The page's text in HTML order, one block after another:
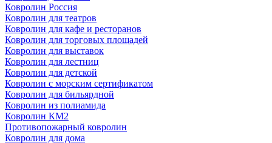
Ковролин Россия
Ковролин для театров
Ковролин для кафе и ресторанов
Ковролин для торговых площадей
Ковролин для выставок
Ковролин для лестниц
Ковролин для детской
Ковролин с морским сертификатом
Ковролин для бильярдной
Ковролин из полиамида
Ковролин КМ2
Противопожарный ковролин
Ковролин для дома